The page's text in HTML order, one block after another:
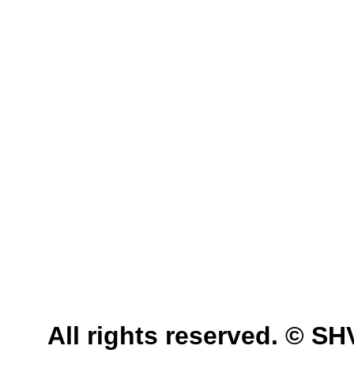
All rights reserved. ©